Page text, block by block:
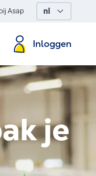
Asap
Inloggen
je